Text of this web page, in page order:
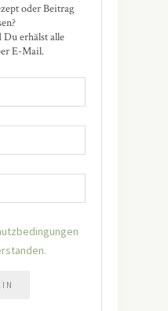
oder Beitrag
erhälst alle
E-Mail.